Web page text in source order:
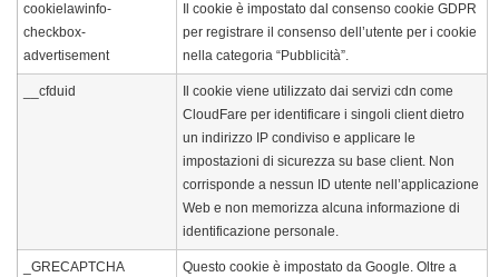
cookielawinfo-
checkbox-
advertisement
Il cookie è impostato dal consenso cookie GDPR
per registrare il consenso dell’utente per i cookie
nella categoria “Pubblicità”.
__cfduid
Il cookie viene utilizzato dai servizi cdn come
CloudFare per identificare i singoli client dietro
un indirizzo IP condiviso e applicare le
impostazioni di sicurezza su base client. Non
corrisponde a nessun ID utente nell’applicazione
Web e non memorizza alcuna informazione di
identificazione personale.
_GRECAPTCHA
Questo cookie è impostato da Google. Oltre a